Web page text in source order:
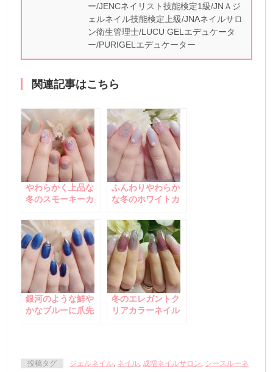
ー/JENCネイリスト技能検定1級/JNＡジ
ェルネイル技能検定上級/JNAネイルサロ
ン衛生管理士/LUCU GELエデュケータ
ー/PURIGELエデュケーター
関連記事はこちら
やわらかく上品な
冬のスモーキーカ
ふんわりやわらか
な冬のホワイトカ
銀河のような鮮や
かなブルーに爪先
冬のエレガントク
リアカラーネイル
投稿タグ ジェルネイル, ネイル, 成増ネイルサロン, シースルーネ